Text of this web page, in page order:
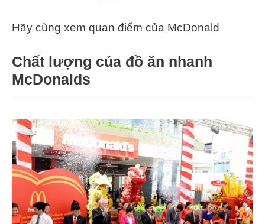
Hãy cùng xem quan điểm của McDonald
Chất lượng của đồ ăn nhanh
McDonalds